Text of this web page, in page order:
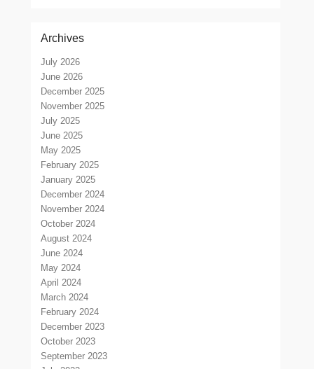
Archives
July 2026
June 2026
December 2025
November 2025
July 2025
June 2025
May 2025
February 2025
January 2025
December 2024
November 2024
October 2024
August 2024
June 2024
May 2024
April 2024
March 2024
February 2024
December 2023
October 2023
September 2023